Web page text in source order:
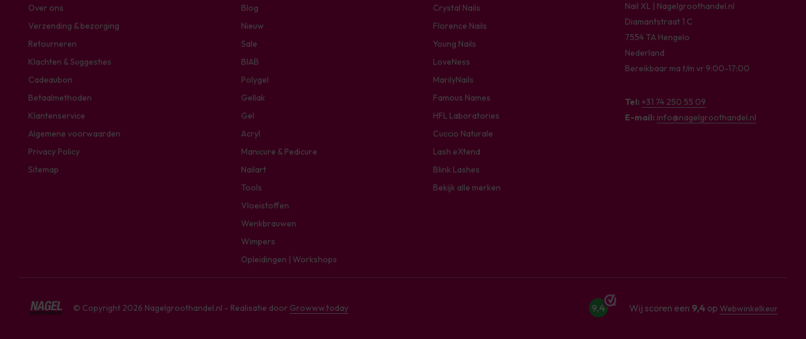
Over ons
Verzending & bezorging
Retourneren
Klachten & Suggesties
Cadeaubon
Betaalmethoden
Klantenservice
Algemene voorwaarden
Privacy Policy
Sitemap
Blog
Nieuw
Sale
BIAB
Polygel
Gellak
Gel
Acryl
Manicure & Pedicure
Nailart
Tools
Vloeistoffen
Wenkbrauwen
Wimpers
Opleidingen | Workshops
Crystal Nails
Florence Nails
Young Nails
LoveNess
MarilyNails
Famous Names
HFL Laboratories
Cuccio Naturale
Lash eXtend
Blink Lashes
Bekijk alle merken
Nail XL | Nagelgroothandel.nl
Diamantstraat 1 C
7554 TA Hengelo
Nederland
Bereikbaar ma t/m vr 9:00-17:00
Tel: +31 74 250 55 09
E-mail: info@nagelgroothandel.nl
© Copyright 2026 Nagelgroothandel.nl - Realisatie door Growww.today 9,4 Wij scoren een 9,4op Webwinkelkeur